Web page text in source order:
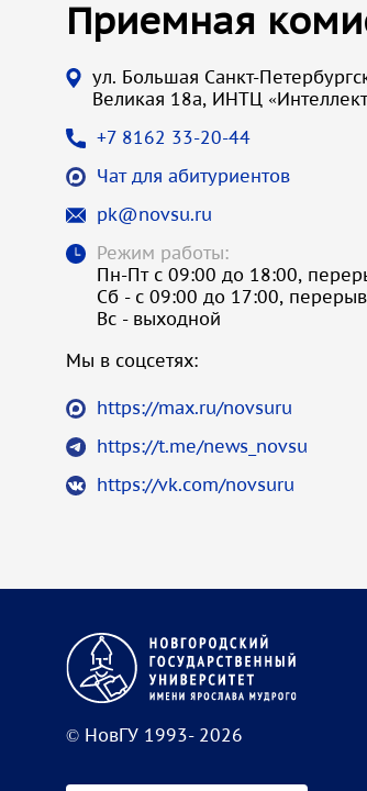
Приемная
ул. Большая Санкт-
Великая 18а, ИНТЦ
+7 8162 33-20-44
Чат для абитуриентов
pk@novsu.ru
Режим работы:
Пн-Пт с 09:00 до 18:00,
Сб - с 09:00 до 17:00,
Вс - выходной
Мы в соцсетях:
https://max.ru/novsuru
https://t.me/news_novsu
https://vk.com/novsuru
© НовГУ 1993- 2026